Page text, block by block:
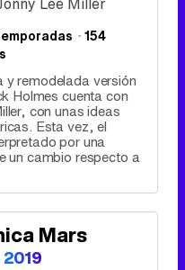
·154
y remodelada versión
Holmes cuenta con
con unas ideas
Esta vez, el
por una
un cambio respecto a
Mars